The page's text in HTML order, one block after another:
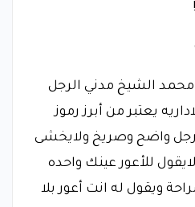
محمد الشيخ مدني الرجل
يعتبر من أبرز رموز
واضح وصريخ ولايخشى
للأعور عينك واحده
ويقول له انت أعور بلا